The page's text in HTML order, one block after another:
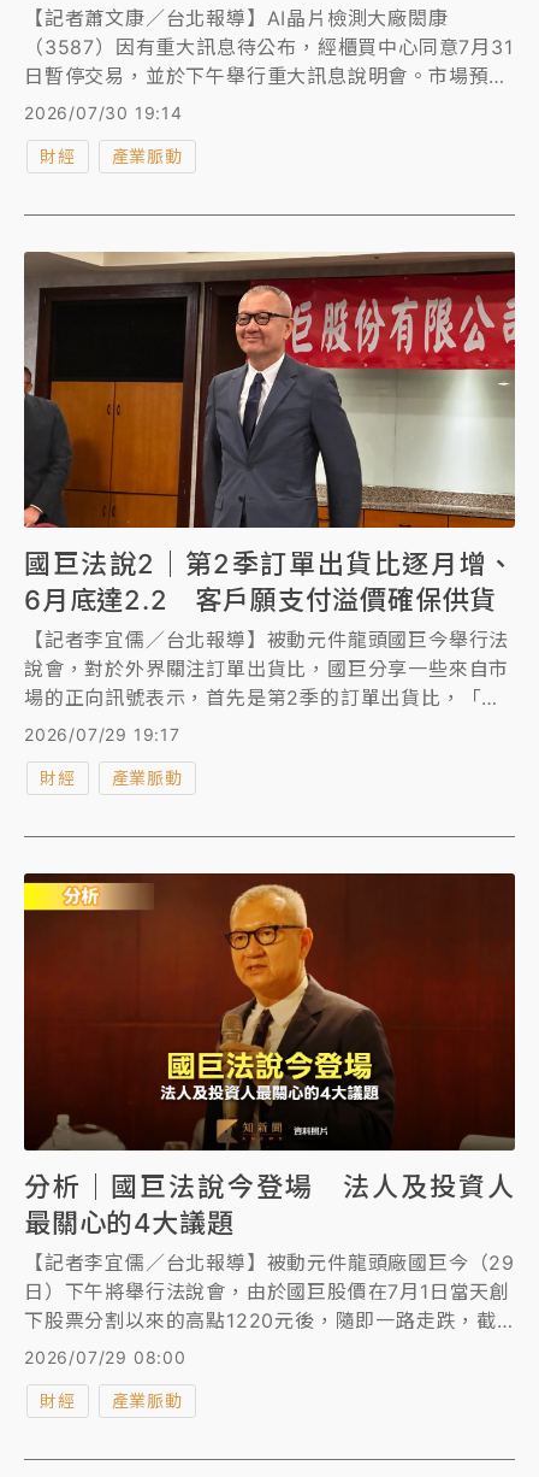
【記者蕭文康／台北報導】AI晶片檢測大廠閎康
（3587）因有重大訊息待公布，經櫃買中心同意7月31
日暫停交易，並於下午舉行重大訊息說明會。市場預
期，公司將有重大營運事件公布，不排除有策略聯盟或
2026/07/30 19:14
財經 產業脈動
國巨法說2｜第2季訂單出貨比逐月增、
6月底達2.2 客戶願支付溢價確保供貨
【記者李宜儒／台北報導】被動元件龍頭國巨今舉行法
說會，對於外界關注訂單出貨比，國巨分享一些來自市
場的正向訊號表示，首先是第2季的訂單出貨比，「我
們看到，第2季訂單出貨比逐月改善，到6月底，甚至達
到了2.2。」
2026/07/29 19:17
財經 產業脈動
分析｜國巨法說今登場 法人及投資人
最關心的4大議題
【記者李宜儒／台北報導】被動元件龍頭廠國巨今（29
日）下午將舉行法說會，由於國巨股價在7月1日當天創
下股票分割以來的高點1220元後，隨即一路走跌，截
至28日收盤價563元，不到1個月跌幅已達53%，投資
股關注的焦點。
2026/07/29 08:00
財經 產業脈動